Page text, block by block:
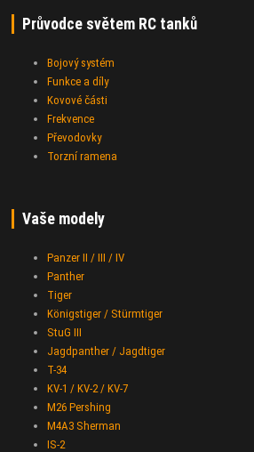
Průvodce světem RC tanků
Bojový systém
Funkce a díly
Kovové části
Frekvence
Převodovky
Torzní ramena
Vaše modely
Panzer II / III / IV
Panther
Tiger
Königstiger / Stürmtiger
StuG III
Jagdpanther / Jagdtiger
T-34
KV-1 / KV-2 / KV-7
M26 Pershing
M4A3 Sherman
IS-2